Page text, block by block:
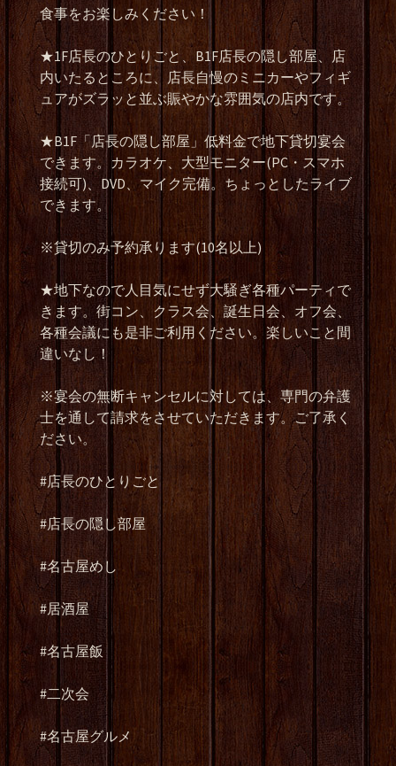
食事をお楽しみください！
★1F店長のひとりごと、B1F店長の隠し部屋、店
内いたるところに、店長自慢のミニカーやフィギ
ュアがズラッと並ぶ賑やかな雰囲気の店内です。
★B1F「店長の隠し部屋」低料金で地下貸切宴会
できます。カラオケ、大型モニター(PC・スマホ
接続可)、DVD、マイク完備。ちょっとしたライブ
できます。
※貸切のみ予約承ります(10名以上)
★地下なので人目気にせず大騒ぎ各種パーティで
きます。街コン、クラス会、誕生日会、オフ会、
各種会議にも是非ご利用ください。楽しいこと間
違いなし！
※宴会の無断キャンセルに対しては、専門の弁護
士を通して請求をさせていただきます。ご了承く
ださい。
#店長のひとりごと
#店長の隠し部屋
#名古屋めし
#居酒屋
#名古屋飯
#二次会
#名古屋グルメ